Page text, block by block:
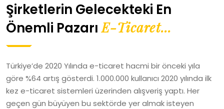
Şirketlerin Gelecekteki En
Önemli PazarıE-Ticaret...
Türkiye’de 2020 Yılında e-ticaret hacmi bir önceki yıla
göre %64 artış gösterdi. 1.000.000 kullanıcı 2020 yılında ilk
kez e-ticaret sistemleri üzerinden alışveriş yaptı. Her
geçen gün büyüyen bu sektörde yer almak isteyen